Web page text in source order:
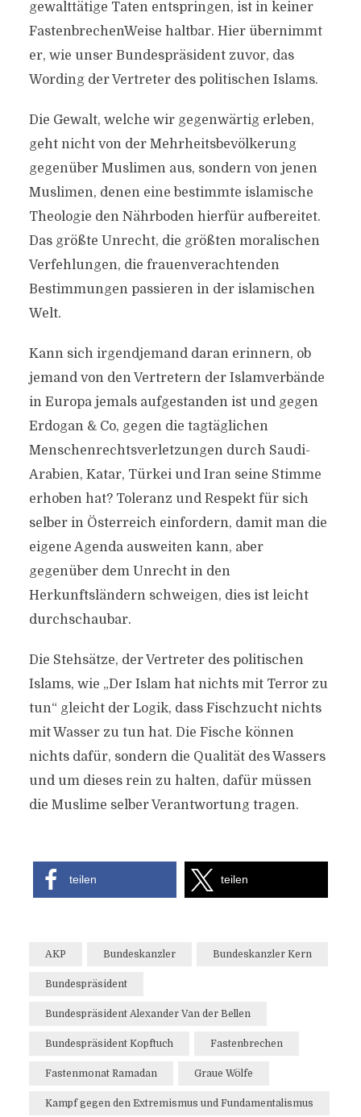
DIE NEUEN
BÜNDNISPARTNER?
gewalttätige Taten entspringen, ist in keiner
FastenbrechenWeise haltbar. Hier übernimmt
er, wie unser Bundespräsident zuvor, das
Wording der Vertreter des politischen Islams.
Die Gewalt, welche wir gegenwärtig erleben,
geht nicht von der Mehrheitsbevölkerung
gegenüber Muslimen aus, sondern von jenen
Muslimen, denen eine bestimmte islamische
Theologie den Nährboden hierfür aufbereitet.
Das größte Unrecht, die größten moralischen
Verfehlungen, die frauenverachtenden
Bestimmungen passieren in der islamischen
Welt.
Kann sich irgendjemand daran erinnern, ob
jemand von den Vertretern der Islamverbände
in Europa jemals aufgestanden ist und gegen
Erdogan & Co, gegen die tagtäglichen
Menschenrechtsverletzungen durch Saudi-
Arabien, Katar, Türkei und Iran seine Stimme
erhoben hat? Toleranz und Respekt für sich
selber in Österreich einfordern, damit man die
eigene Agenda ausweiten kann, aber
gegenüber dem Unrecht in den
Herkunftsländern schweigen, dies ist leicht
durchschaubar.
Die Stehsätze, der Vertreter des politischen
Islams, wie „Der Islam hat nichts mit Terror zu
tun“ gleicht der Logik, dass Fischzucht nichts
mit Wasser zu tun hat. Die Fische können
nichts dafür, sondern die Qualität des Wassers
und um dieses rein zu halten, dafür müssen
die Muslime selber Verantwortung tragen.
teilen teilen
AKP Bundeskanzler Bundeskanzler Kern
Bundespräsident
Bundespräsident Alexander Van der Bellen
Bundespräsident Kopftuch Fastenbrechen
Fastenmonat Ramadan Graue Wölfe
Kampf gegen den Extremismus und Fundamentalismus